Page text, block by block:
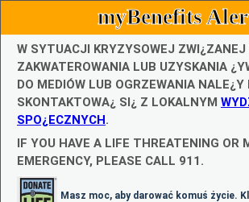
myBenefits
W SYTUACJI KRYZYSOWEJ ZWI¿ZANEJ
ZAKWATEROWANIA LUB UZYSKANIA
DO MEDIÓW LUB OGRZEWANIA
SKONTAKTOWA¿ SI¿ Z LOKALNYM
SPO¿ECZNYCH.
IF YOU HAVE A LIFE THREATENING OR
EMERGENCY, PLEASE CALL 911.
Masz moc, aby darować komuś życie.